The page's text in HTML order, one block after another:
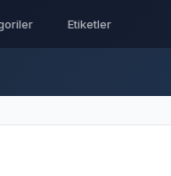
Etiketler